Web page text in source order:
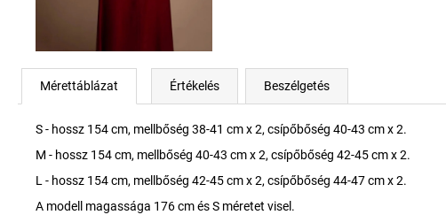
Mérettáblázat Értékelés Beszélgetés
S - hossz 154 cm, mellbőség 38-41 cm x 2, csípőbőség 40-43 cm x 2.
M - hossz 154 cm, mellbőség 40-43 cm x 2, csípőbőség 42-45 cm x 2.
L - hossz 154 cm, mellbőség 42-45 cm x 2, csípőbőség 44-47 cm x 2.
A modell magassága 176 cm és S méretet visel.